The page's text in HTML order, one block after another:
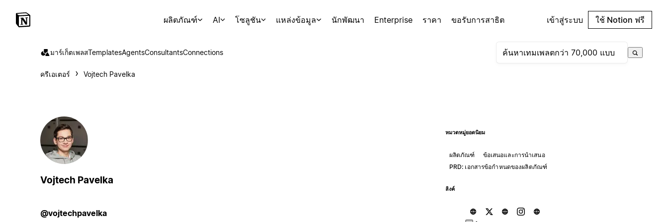
ผลิตภัณฑ์ AI โซลูชัน แหล่งข้อมูล นักพัฒนา Enterprise ราคา ขอรับการสาธิต เข้าสู่ระบบ ใช้ Notion ฟรี
มาร์เก็ตเพลสTemplatesAgentsConsultantsConnections
ครีเอเตอร์ Vojtech Pavelka
Vojtech Pavelka
@vojtechpavelka
หมวดหมู่ยอดนิยม
ผลิตภัณฑ์
ข้อเสนอและการนำเสนอ
PRD: เอกสารข้อกำหนดของผลิตภัณฑ์
ลิงค์